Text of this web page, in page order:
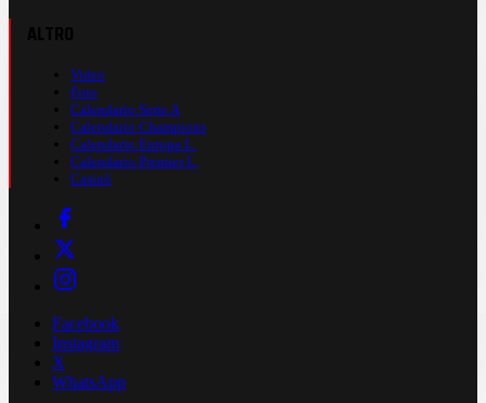
Video
Foto
Calendario Serie A
Calendario Champions
Calendario Europa L.
Calendario Premier L.
Casinò
Facebook
Instagram
X
WhatsApp